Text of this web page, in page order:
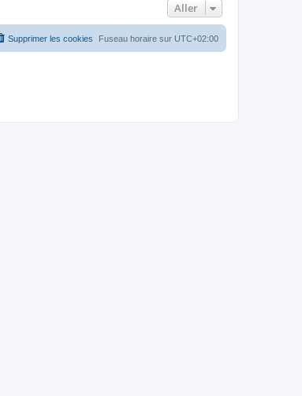
Aller
Fuseau horaire sur UTC+02:00
Supprimer les cookies